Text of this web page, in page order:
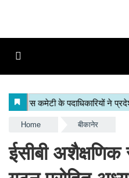
Home बीकानेर
ईसीबी